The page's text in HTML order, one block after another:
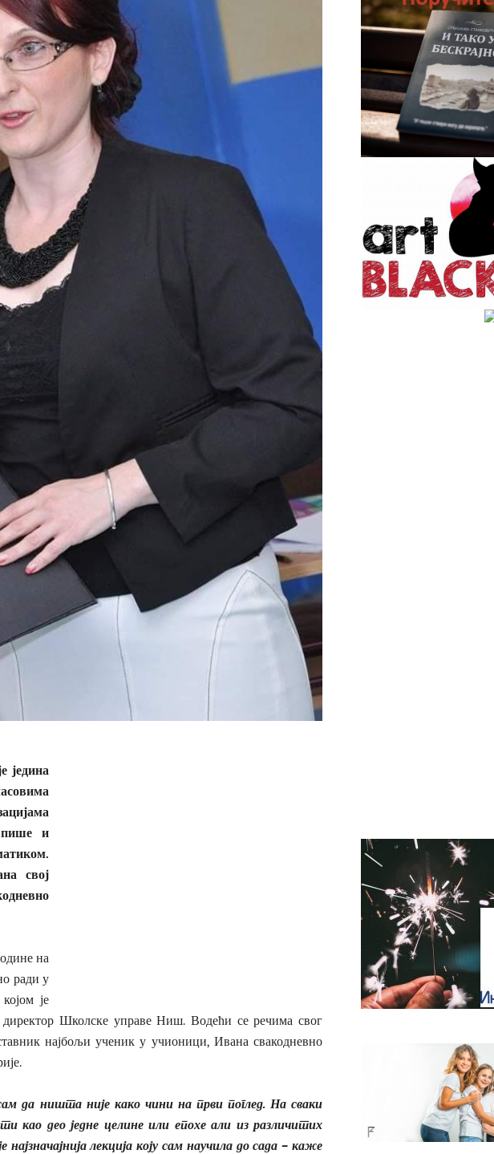
једина
пише и
свој
на
ради у
је
Школске управе Ниш. Водећи се речима свог
најбољи ученик у учионици, Ивана свакодневно
да ништа није како чини на први поглед. На сваки
као део једне целине или епохе али из различитих
најзначајнија лекција коју сам научила до сада – каже